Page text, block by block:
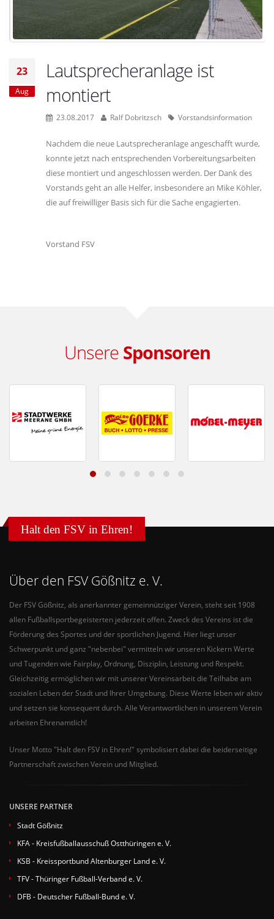
23
Aug
Lautsprecheranlage ist
montiert
23.08.2017 Ralf Dobritzsch Vorstandsinformation
Nachdem die neue Lautsprecheranlage angeschafft wurde,
konnte jetzt nach entsprechenden Vorbereitungsarbeiten
diese montiert und angeschlossen werden. Der Dank des
Vorstands geht an alle Helfer, insbesondere an Mike Köhler,
die auf freiwilliger Basis sich für die Sache engagierten.
Vorstand FSV
Unsere Sponsoren
Halt den FSV in Ehren!
Über den FSV Gößnitz e. V.
Der FSV Gößnitz, als anerkannter gemeinnütziger Verein, steht seit 1908
allen Fußballsportbegeisterten jederzeit offen. Zweck des Vereins ist die
Förderung des Sportes und der sportlichen Jugend. Hier liegt unser
Schwerpunkt und ganz "nebenbei" vermitteln wir unseren Kickern Werte
und Tugenden wie Fairplay, Ordnung, Disziplin, Leistung und Respekt.
Gleichzeitig ermöglichen wir mit unserer Vereinsarbeit die Teilhabe am
sozialen Leben der Stadt und Ihrer Umgebung. Diese Werte leben wir aktiv
und setzen sie konsequent durch. Alle Verantwortlichen in unserem Verein
arbeiten Ehrenamtlich!
Unser Motto "Halt den FSV in Ehren!" symbolisiert dabei die beiderseitige
Partnerschaft zwischen Verein und Mitglied.
UNSERE PARTNER
Stadt Gößnitz
KFA - Kreisfußballausschuß Ostthüringen e. V.
KSB - Kreissportbund Altenburger Land e. V.
TFV - Thüringer Fußball-Verband e. V.
DFB - Deutscher Fußball-Bund e. V.